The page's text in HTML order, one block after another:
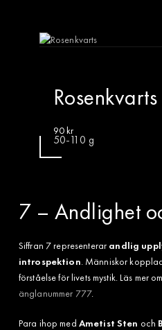
Rosenkvarts
90kr
50-110 g
7 – Andlighet
Siffran 7 representerar andlig
introspektion. Människor
förståelse för livets mystik. Läs mer
änglanummer 777.
Para ihop med Ametist Sten och